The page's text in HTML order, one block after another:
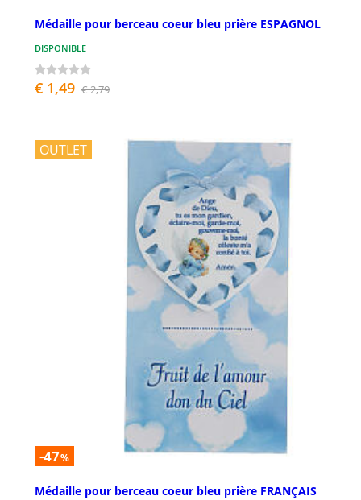
Médaille pour berceau coeur bleu prière ESPAGNOL
DISPONIBLE
€ 1,49 € 2,79
OUTLET
-47%
Médaille pour berceau coeur bleu prière FRANÇAIS